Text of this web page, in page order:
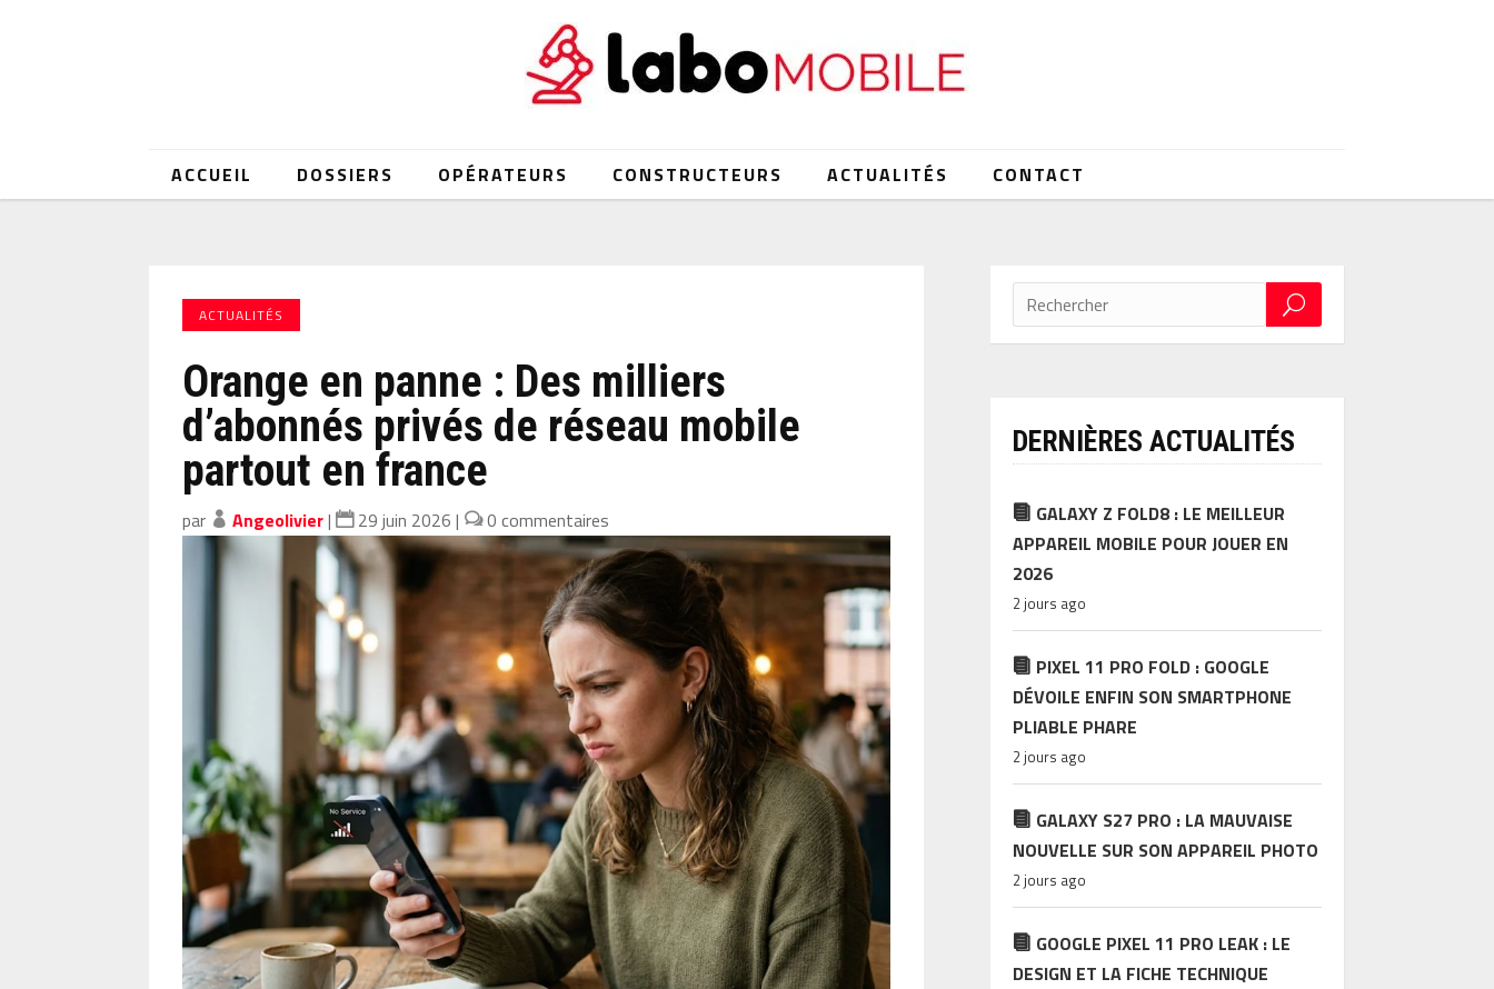
ACCUEIL DOSSIERS OPÉRATEURS CONSTRUCTEURS ACTUALITÉS CONTACT
ACTUALITÉS
Orange en panne : Des milliers
d’abonnés privés de réseau mobile
partout en france
par Angeolivier| 29 juin 2026 | 0 commentaires
DERNIÈRES ACTUALITÉS
GALAXY Z FOLD8 : LE MEILLEUR
APPAREIL MOBILE POUR JOUER EN
2026
2 jours ago
PIXEL 11 PRO FOLD : GOOGLE
DÉVOILE ENFIN SON SMARTPHONE
PLIABLE PHARE
2 jours ago
GALAXY S27 PRO : LA MAUVAISE
NOUVELLE SUR SON APPAREIL PHOTO
2 jours ago
GOOGLE PIXEL 11 PRO LEAK : LE
DESIGN ET LA FICHE TECHNIQUE